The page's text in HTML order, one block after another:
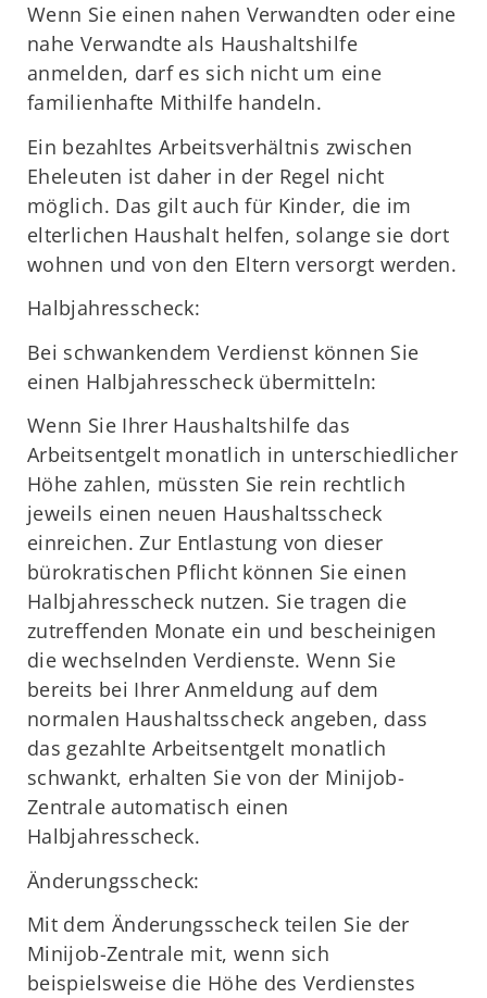
Wenn Sie einen nahen Verwandten oder eine
nahe Verwandte als Haushaltshilfe
anmelden, darf es sich nicht um eine
familienhafte Mithilfe handeln.
Ein bezahltes Arbeitsverhältnis zwischen
Eheleuten ist daher in der Regel nicht
möglich. Das gilt auch für Kinder, die im
elterlichen Haushalt helfen, solange sie dort
wohnen und von den Eltern versorgt werden.
Halbjahresscheck:
Bei schwankendem Verdienst können Sie
einen Halbjahresscheck übermitteln:
Wenn Sie Ihrer Haushaltshilfe das
Arbeitsentgelt monatlich in unterschiedlicher
Höhe zahlen, müssten Sie rein rechtlich
jeweils einen neuen Haushaltsscheck
einreichen. Zur Entlastung von dieser
bürokratischen Pflicht können Sie einen
Halbjahresscheck nutzen. Sie tragen die
zutreffenden Monate ein und bescheinigen
die wechselnden Verdienste. Wenn Sie
bereits bei Ihrer Anmeldung auf dem
normalen Haushaltsscheck angeben, dass
das gezahlte Arbeitsentgelt monatlich
schwankt, erhalten Sie von der Minijob-
Zentrale automatisch einen
Halbjahresscheck.
Änderungsscheck:
Mit dem Änderungsscheck teilen Sie der
Minijob-Zentrale mit, wenn sich
beispielsweise die Höhe des Verdienstes